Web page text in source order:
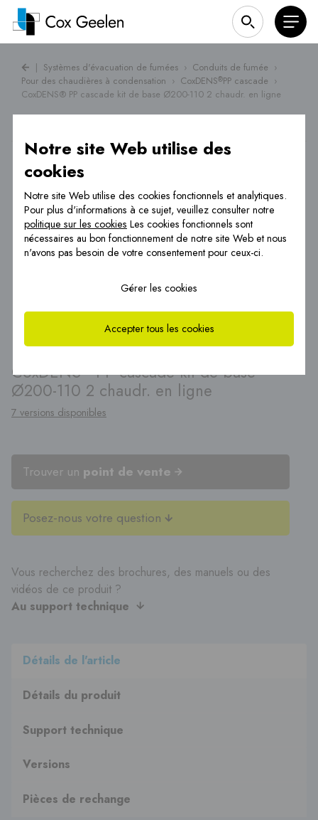
| Systèmes d'évacuation de fumées › Conduits de fumée ›
Pour des chaudières à condensation › CoxDENS®PP cascade ›
CoxDENS® PP cascade kit de base Ø200-110 2 chaudr. en ligne
CoxDENS PP cascade kit de base
Ø200-110 2 chaudr. en ligne
7 versions disponibles
Trouver un point de vente
Posez-nous votre question
Vous recherchez des brochures, des manuels ou des
vidéos de ce produit ?
Au support technique
Détails de l'article
Détails du produit
Support technique
Versions
Pièces de rechange
Notre site Web utilise des
cookies
Notre site Web utilise des cookies fonctionnels et analytiques.
Pour plus d'informations à ce sujet, veuillez consulter notre
politique sur les cookies Les cookies fonctionnels sont
nécessaires au bon fonctionnement de notre site Web et nous
n'avons pas besoin de votre consentement pour ceux-ci.
Gérer les cookies
Accepter tous les cookies